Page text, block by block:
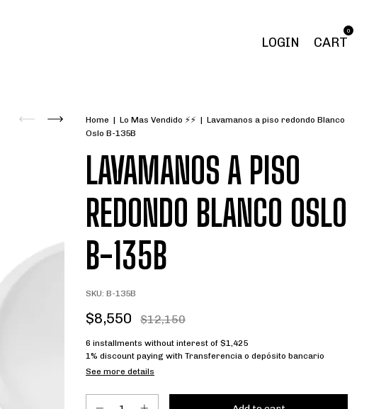
LOGIN CART
0
Home | Lo Mas Vendido ⚡⚡ | Lavamanos a piso redondo Blanco
Oslo B-135B
LAVAMANOS A PISO
REDONDO BLANCO OSLO
B-135B
SKU: B-135B
$8,550 $12,150
6 installments without interest of $1,425
1% discount paying with Transferencia o depósito bancario
See more details